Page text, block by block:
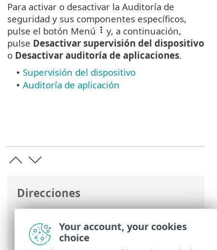
Direcciones
Ayuda en línea de ESET>ESET Mobile
Security >Trabajar con ESET Mobile
Security > Auditoría de seguridad
Para activar o desactivar la Auditoría de
seguridad y sus componentes específicos,
pulse el botón Menú
y, a continuación,
pulse Desactivar supervisión del dispositivo
o Desactivar auditoría de aplicaciones.
• Supervisión del dispositivo
• Auditoría de aplicación
Your account, your cookies
choice